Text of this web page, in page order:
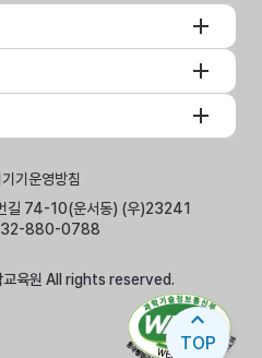
expand_less
TOP
기운영방침
길 74-10(운서동) (우)23241
880-0788
교육원 All rights reserved.